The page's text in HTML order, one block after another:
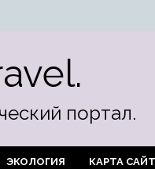
портал.
ЭКОЛОГИЯ КАРТА